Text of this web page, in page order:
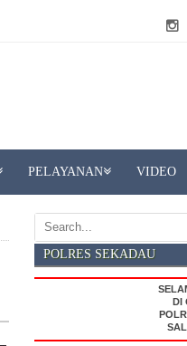
PELAYANAN VIDEO
POLRES SEKADAU